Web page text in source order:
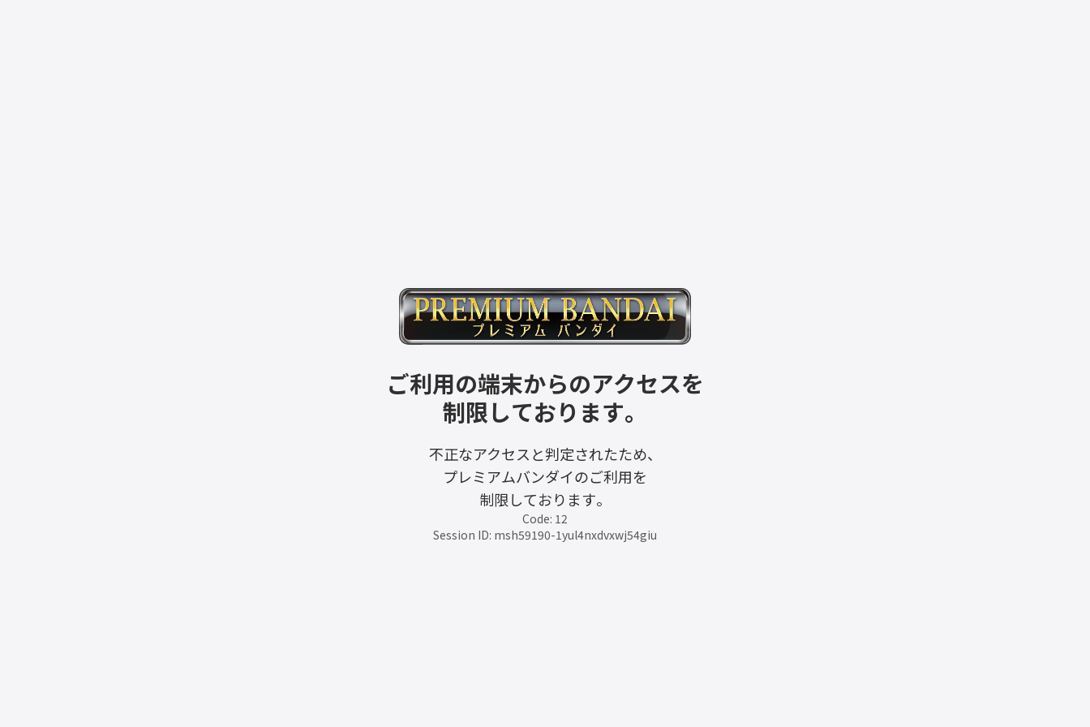
ご利用の端末からのアクセスを
制限しております。
不正なアクセスと判定されたため、
プレミアムバンダイのご利用を
制限しております。
Code: 12
Session ID: msh59190-1yul4nxdvxwj54giu